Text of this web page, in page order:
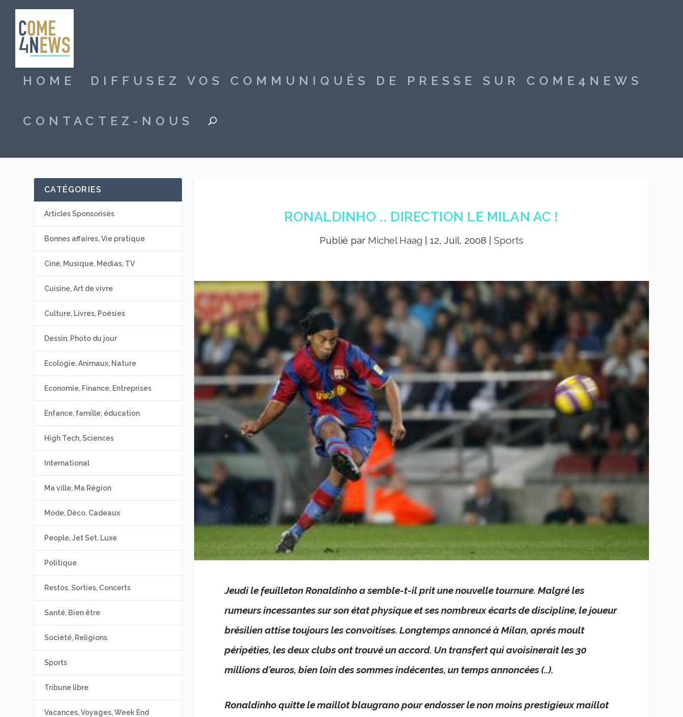
HOME DIFFUSEZ VOS COMMUNIQUÉS DE PRESSE SUR COME4NEWS
CONTACTEZ-NOUS
RONALDINHO .. DIRECTION LE MILAN AC !
Publié par Michel Haag 12, Juil, 2008 Sports
Jeudi le feuilleton Ronaldinho a semble-t-il prit une nouvelle tournure. Malgré les
rumeurs incessantes sur son état physique et ses nombreux écarts de discipline, le joueur
brésilien attise toujours les convoitises. Longtemps annoncé à Milan, aprés moult
péripéties, les deux clubs ont trouvé un accord. Un transfert qui avoisinerait les 30
millions d'euros, bien loin des sommes indécentes, un temps annoncées (..).
Ronaldinho quitte le maillot blaugrano pour endosser le non moins prestigieux maillot
CATÉGORIES
Articles Sponsorisés
Bonnes affaires, Vie pratique
Ciné, Musique, Médias, TV
Cuisine, Art de vivre
Culture, Livres, Poésies
Dessin, Photo du jour
Ecologie, Animaux, Nature
Economie, Finance, Entreprises
Enfance, famille, éducation
High Tech, Sciences
International
Ma ville, Ma Région
Mode, Déco, Cadeaux
People, Jet Set, Luxe
Politique
Restos, Sorties, Concerts
Santé, Bien être
Société, Religions
Sports
Tribune libre
Vacances, Voyages, Week End